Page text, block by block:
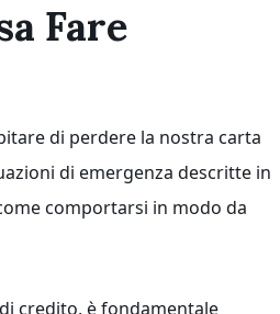
Fare
di perdere la nostra carta
di emergenza descritte in
comportarsi in modo da
credito, è fondamentale